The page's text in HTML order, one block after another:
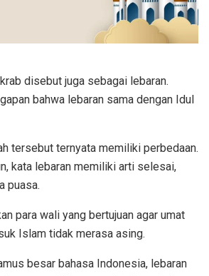
disebut juga sebagai lebaran.
bahwa lebaran sama dengan Idul
tersebut ternyata memiliki perbedaan.
kata lebaran memiliki arti selesai,
puasa.
para wali yang bertujuan agar umat
Islam tidak merasa asing.
besar bahasa Indonesia, lebaran